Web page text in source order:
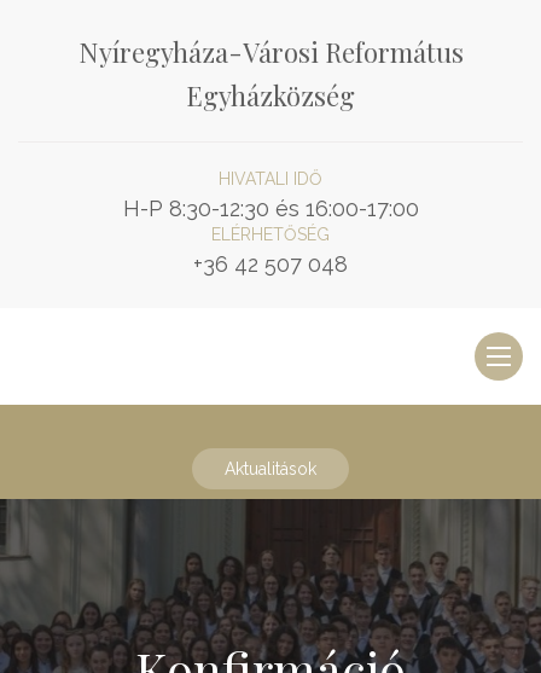
Nyíregyháza-Városi Református
Egyházközség
HIVATALI IDŐ
H-P 8:30-12:30 és 16:00-17:00
ELÉRHETŐSÉG
+36 42 507 048
Aktualitások